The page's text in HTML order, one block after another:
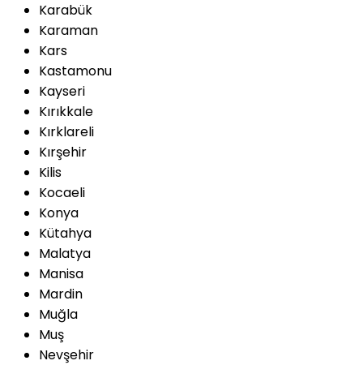
Karabük
Karaman
Kars
Kastamonu
Kayseri
Kırıkkale
Kırklareli
Kırşehir
Kilis
Kocaeli
Konya
Kütahya
Malatya
Manisa
Mardin
Muğla
Muş
Nevşehir